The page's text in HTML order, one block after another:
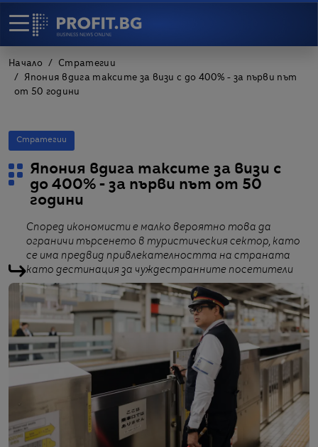
Начало
Стратегии
Япония вдига таксите за визи с до 400% - за първи път
от 50 години
Стратегии
Япония вдига таксите за визи с
до 400% - за първи път от 50
години
Според икономисти е малко вероятно това да
ограничи търсенето в туристическия сектор, като
се има предвид привлекателността на страната
като дестинация за чуждестранните посетители